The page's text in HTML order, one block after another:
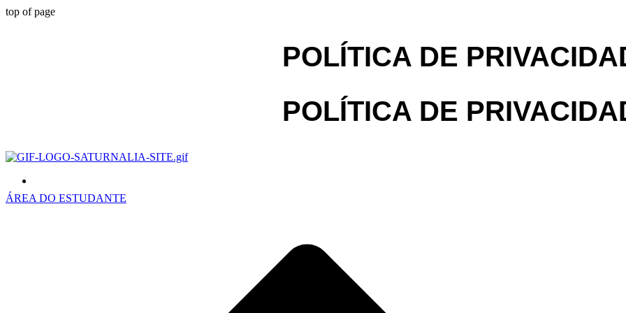
top of page
POLÍTICA DE
POLÍTICA DE
ÁREA DO ESTUDANTE